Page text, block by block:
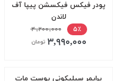
پودر فیکس فیکسشن پیپا آف
لاندن
۵٪
۴,۲۰۰,۰۰۰
۳,۹۹۰,۰۰۰ تومان
پرایمر سیلیکونی پوست مات